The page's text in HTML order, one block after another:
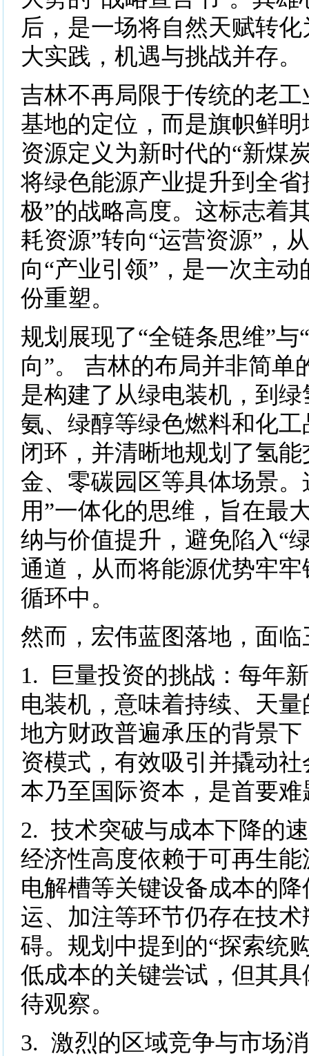
后，是一场将自然天赋转
大实践，机遇与挑战并存。
吉林不再局限于传统的老
基地的定位，而是旗帜鲜
资源定义为新时代的“新煤
将绿色能源产业提升到全省
极”的战略高度。这标志着
耗资源”转向“运营资源”，
向“产业引领”，是一次主
份重塑。
规划展现了“全链条思维”与
向”。 吉林的布局并非简单
是构建了从绿电装机，到
氨、绿醇等绿色燃料和化
闭环，并清晰地规划了氢
金、零碳园区等具体场景。
用”一体化的思维，旨在最
纳与价值提升，避免陷入“
通道，从而将能源优势牢
循环中。
然而，宏伟蓝图落地，面
1. 巨量投资的挑战：每年
电装机，意味着持续、天
地方财政普遍承压的背景
资模式，有效吸引并撬动
本乃至国际资本，是首要难
2. 技术突破与成本下降的
经济性高度依赖于可再生
电解槽等关键设备成本的
运、加注等环节仍存在技
碍。规划中提到的“探索统
低成本的关键尝试，但其
待观察。
3. 激烈的区域竞争与市场